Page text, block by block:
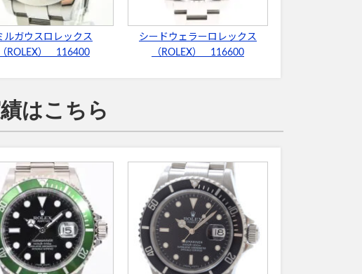
ルガウスロレックス
（ROLEX） 116400
シードウェラーロレックス
（ROLEX） 116600
はこちら